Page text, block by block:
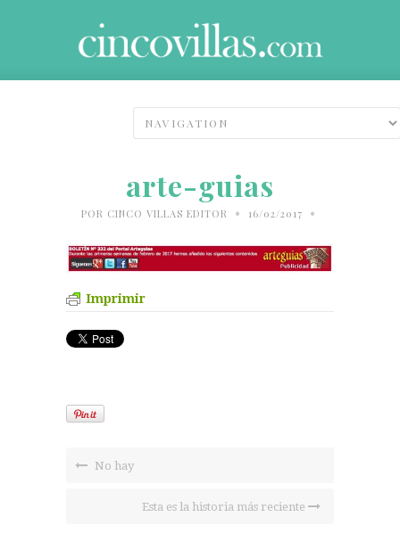
arte-guias
POR CINCO VILLAS EDITOR • 16/02/2017 •
Imprimir
No hay
Esta es la historia más reciente